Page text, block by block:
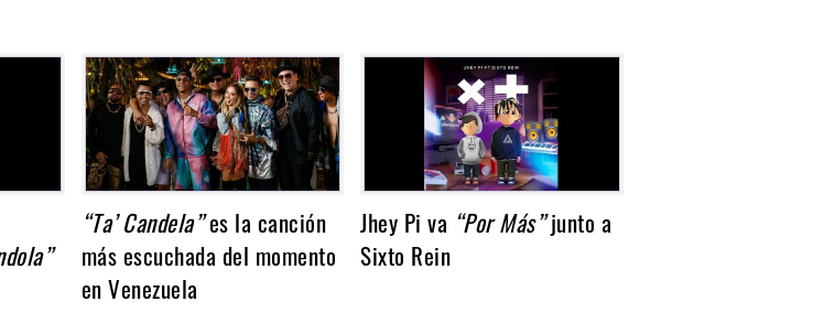
“Ta’ Candela”es la canción
más escuchada del momento
en Venezuela
Jhey Pi va “Por Más”junto a
Sixto Rein